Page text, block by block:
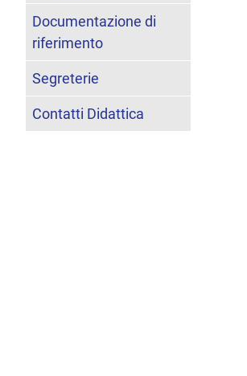
Documentazione di
riferimento
Segreterie
Contatti Didattica